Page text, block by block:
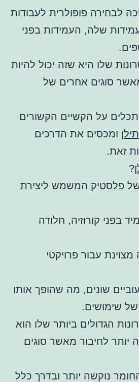
לבחירה פופולרית לעבודות
שלה, העמידות בפני
שלו היא שזה יכול להיות
סוגים אחרים של
על הקשיים הקשורים
ומכסים את הדרכים
זאת.
?
של פלסטיק המשמש ליצירת
בפני קורוזיה, חלודה
עבור פרויקטי
שונים, מה שהופך אותו
של שימושים.
הגדולים ביותר שלו הוא
יותר לחיבור מאשר סוגים
נוקשה יותר ובדרך כלל